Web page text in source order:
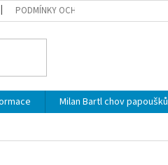
PODMÍNKY OCHRANY OSOBNÍCH ÚDAJŮ
Milan Bartl chov papoušků